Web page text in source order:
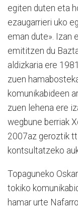
egiten duten eta
ezaugarrieri uko
eman dute». Izan
emititzen du
aldizkaria ere
zuen
komunikabideen
zuen lehena ere
wegbune berriak
2007az geroztik
kontsultatzeko
Topaguneko
tokiko
hamar urte